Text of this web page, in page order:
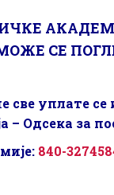
СЕ
све уплате
– Одсека за
840-